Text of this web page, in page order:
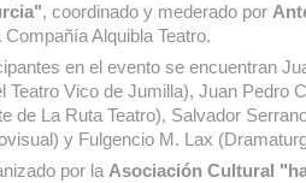
, coordinado y mederado por
Alquibla Teatro.
en el evento se encuentran
Teatro Vico de Jumilla), Juan Pedro
de La Ruta Teatro), Salvador
y Fulgencio M. Lax
por la Asociación Cultural